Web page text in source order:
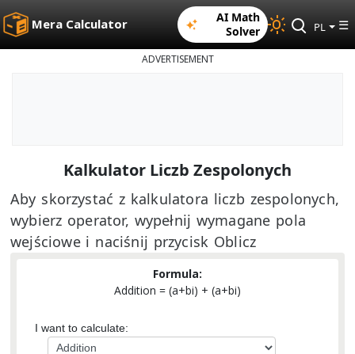
Mera Calculator
AI Math
Solver
PL ☰
ADVERTISEMENT
Kalkulator Liczb Zespolonych
Aby skorzystać z kalkulatora liczb zespolonych,
wybierz operator, wypełnij wymagane pola
wejściowe i naciśnij przycisk Oblicz
Formula:
Addition = (a+bi) + (a+bi)
I want to calculate: